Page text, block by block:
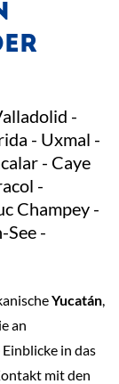
-
- Uxmal -
- Caye
-
Champey -
See -
Yucatán,
an
in das
mit den